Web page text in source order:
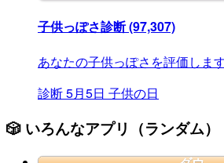
子供っぽさ診断(97,307)
あなたの子供っぽさを評価しま
診断5月5日 子供の日
🎲 いろんなアプリ（ランダム）